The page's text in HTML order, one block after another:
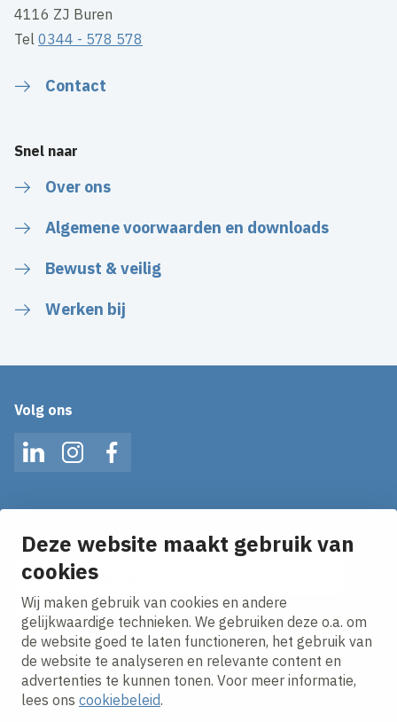
Deze website maakt gebruik van
cookies
Wij maken gebruik van cookies en andere
gelijkwaardige technieken. We gebruiken deze o.a. om
de website goed te laten functioneren, het gebruik van
de website te analyseren en relevante content en
advertenties te kunnen tonen. Voor meer informatie,
lees ons cookiebeleid.
4116 ZJ Buren
Tel0344 - 578 578
Contact
Snel naar
Over ons
Algemene voorwaarden en downloads
Bewust & veilig
Werken bij
Volg ons
LinkedInInstagramFacebook
Ontvang onze nieuws alerts in je mailbox!
E-mailadres
Ik ga akkoord met hetprivacy statement.